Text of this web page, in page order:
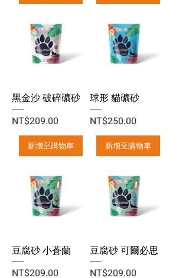
黑金沙 破碎礦砂
價格
NT$209.00
新增至購物車
球形 貓礦砂
價格
NT$250.00
新增至購物車
豆腐砂 小蒼蘭
價格
NT$209.00
豆腐砂 可爾必思
價格
NT$209.00